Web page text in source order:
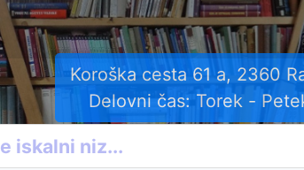
Koroška cesta 61 a, 2360
Delovni čas: Torek -